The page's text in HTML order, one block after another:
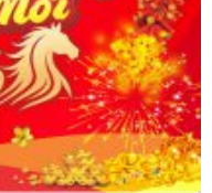
đán Bính Ngọ 2026